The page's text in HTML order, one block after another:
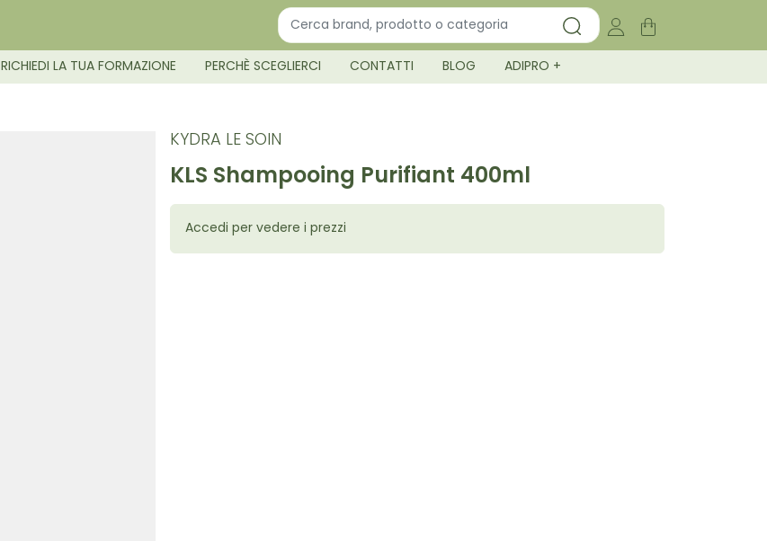
RICHIEDI LA TUA FORMAZIONE PERCHÈ SCEGLIERCI CONTATTI BLOG ADIPRO +
KYDRA LE SOIN
KLS Shampooing Purifiant 400ml
Accedi per vedere i prezzi